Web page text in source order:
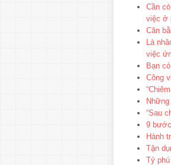
Cần
việc ở
Cân
Là
việc
Bạn
Công
Những
“Sau
9
Hành
Tận
Tỷ